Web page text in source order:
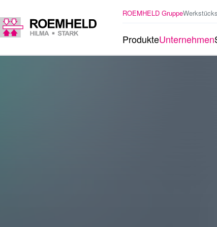
ROEMHELD Gruppe
ProdukteUnternehmen